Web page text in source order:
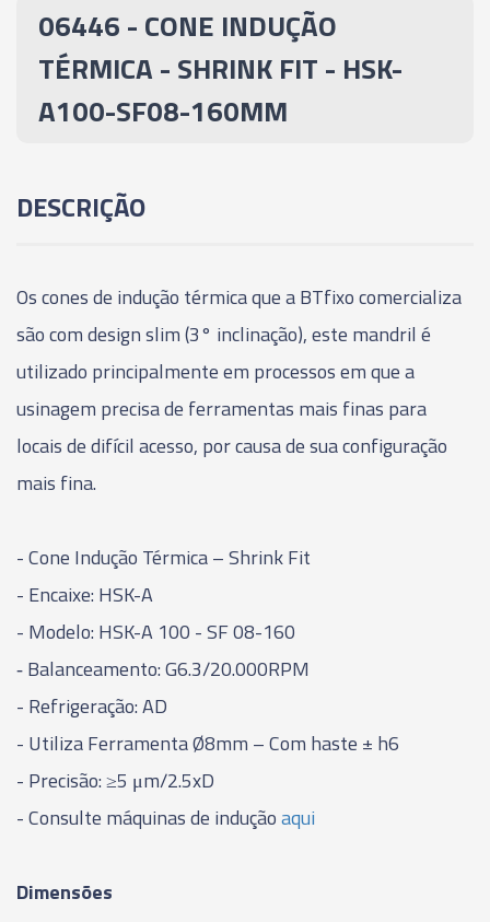
03880 - CONE INDUÇÃO TÉRMICA - SHRINK FIT -
HSK-A63-SF10 - 85MM
03882 - CONE INDUÇÃO TÉRMICA - SHRINK FIT -
03883 - CONE INDUÇÃO TÉRMICA - SHRINK FIT -
HSK-A63-SF16 - 95MM
03884 - CONE INDUÇÃO TÉRMICA - SHRINK FIT -
HSK-A63-SF18 - 95MM
03885 - CONE INDUÇÃO TÉRMICA - SHRINK FIT -
HSK-A63-SF20 - 100MM
03886 - CONE INDUÇÃO TÉRMICA - SHRINK FIT -
06423 - CONE INDUÇÃO TÉRMICA - SHRINK FIT -
HSK-A63-SF03 - 160MM
06424 - CONE INDUÇÃO TÉRMICA - SHRINK FIT -
HSK-A63-SF04 - 160MM
HSK-A63-SF06 - 160MM
06426 - CONE INDUÇÃO TÉRMICA - SHRINK FIT -
06446 - CONE INDUÇÃO
TÉRMICA - SHRINK FIT - HSK-
A100-SF08-160MM
DESCRIÇÃO
Os cones de indução térmica que a BTfixo comercializa
são com design slim (3° inclinação), este mandril é
utilizado principalmente em processos em que a
usinagem precisa de ferramentas mais finas para
locais de difícil acesso, por causa de sua configuração
mais fina.
- Cone Indução Térmica – Shrink Fit
- Encaixe: HSK-A
- Modelo: HSK-A 100 - SF 08-160
‑ Balanceamento: G6.3/20.000RPM
- Refrigeração: AD
- Utiliza Ferramenta Ø8mm – Com haste ± h6
- Precisão: ≥5 μm/2.5xD
- Consulte máquinas de induçãoaqui
Dimensões